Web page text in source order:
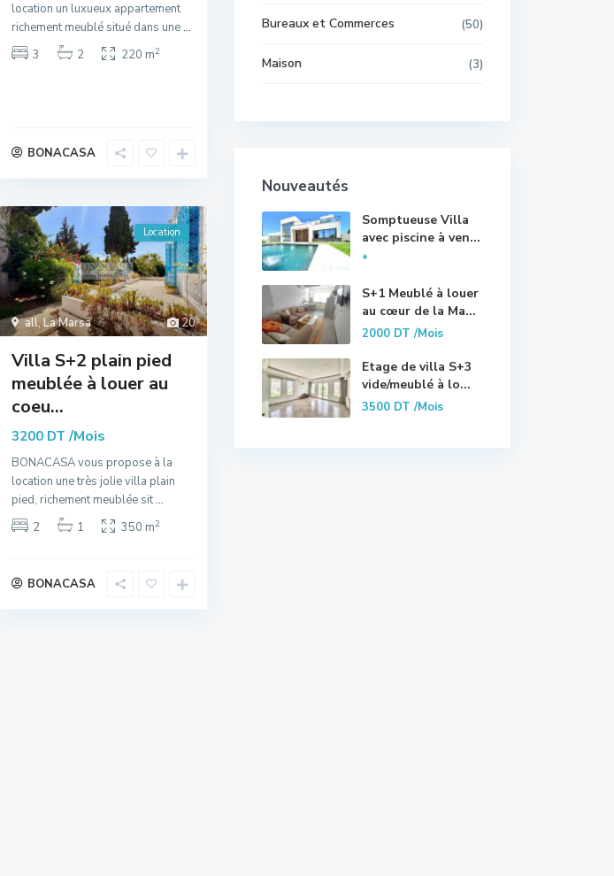
location un luxueux appartement
richement meublé situé dans une...
3
2 220 m2
BONACASA
20
all,La Marsa
Location
Villa S+2 plain pied
meublée à louer au
coeu...
3200 DT /Mois
BONACASA vous propose à la
location une très jolie villa plain
pied, richement meublée sit...
2
1 350 m2
BONACASA
Bureaux et Commerces (50)
Maison (3)
Nouveautés
Somptueuse Villa
avec piscine à ven...
*
S+1 Meublé à louer
au cœur de la Ma...
2000 DT/Mois
Etage de villa S+3
vide/meublé à lo...
3500 DT/Mois